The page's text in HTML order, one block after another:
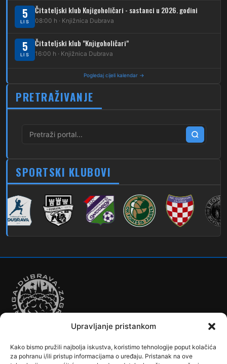
Upravljanje pristankom
Kako bismo pružili najbolja iskustva, koristimo tehnologije poput kolačića
za pohranu i/ili pristup informacijama o uređaju. Pristanak na ove
264 Dubec – Sesvete – Jesenovec
267
270 Dubec – Sesvete – Blaguša
272 Dubec – Sesvete – Moravče
273
Dubec – Sesvete – Laktec
280 Dubec – Sesvete – Šimuncevec
212 Noćna – Dubec – Sesvete
5
LIS
Čitateljski klub Knjigoholičari - sastanci u 2026. godini
08:00 h · Knjižnica Dubrava
5
LIS
Čitateljski klub "Knjigoholičari"
16:00 h · Knjižnica Dubrava
Pogledaj cijeli kalendar →
PRETRAŽIVANJE
SPORTSKI KLUBOVI
Autobusi Automobilizam Biciklizam
Borilački Sportovi